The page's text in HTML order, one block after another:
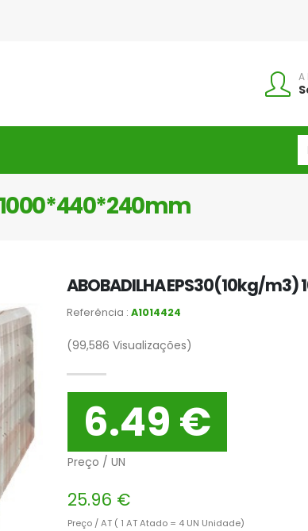
A
ABOBADILHA EPS30(10kg/
Referência : A1014424
(99,586 Visualizações)
6.49 €
Preço / UN
25.96 €
Preço / AT ( 1 AT Atado = 4 UN Unidade)